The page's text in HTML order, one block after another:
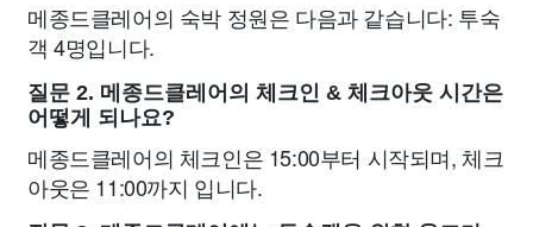
메종드클레어의 숙박 정원은 다음과 같습니다: 투숙
객 4명입니다.
질문 2. 메종드클레어의 체크인 & 체크아웃 시간은
어떻게 되나요?
메종드클레어의 체크인은 15:00부터 시작되며, 체크
아웃은 11:00까지 입니다.